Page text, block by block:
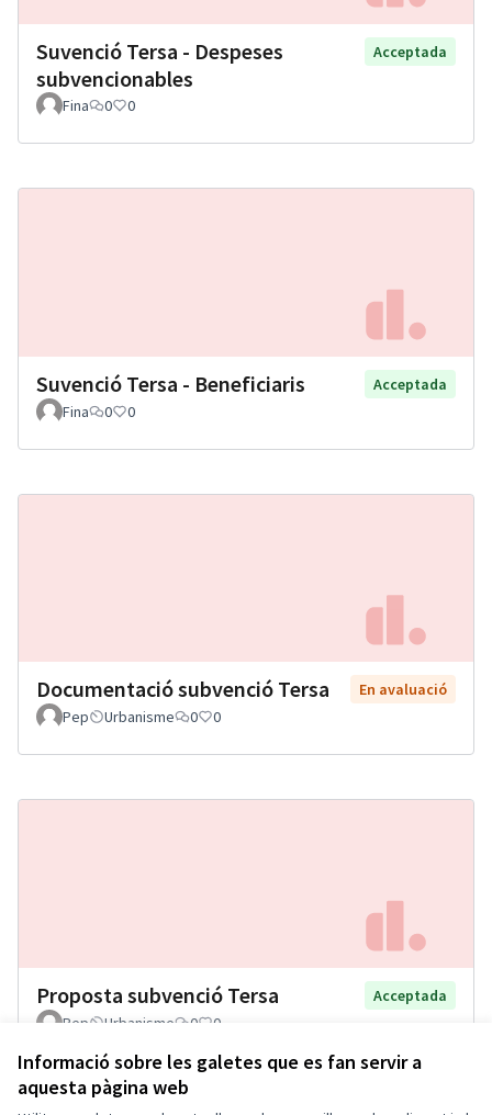
Informació sobre les galetes que es fan servir a
aquesta pàgina web
Suvenció Tersa - Despeses
subvencionables
Acceptada
Fina 0 0
Suvenció Tersa - Beneficiaris
Acceptada
Fina
0 0
Documentació subvenció Tersa
En avaluació
Pep
Urbanisme 0 0
Proposta subvenció Tersa
Acceptada
Pep
Urbanisme 0 0